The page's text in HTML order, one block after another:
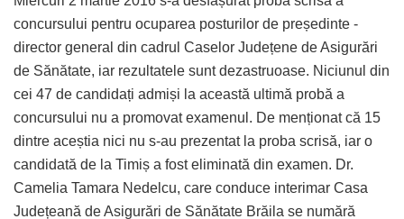
concursului pentru ocuparea posturilor de președinte -
director general din cadrul Caselor Județene de Asigurări
de Sănătate, iar rezultatele sunt dezastruoase. Niciunul din
cei 47 de candidați admiși la această ultimă probă a
concursului nu a promovat examenul. De menționat că 15
dintre aceștia nici nu s-au prezentat la proba scrisă, iar o
candidată de la Timiș a fost eliminată din examen. Dr.
Camelia Tamara Nedelcu, care conduce interimar Casa
Județeană de Asigurări de Sănătate Brăila se numără